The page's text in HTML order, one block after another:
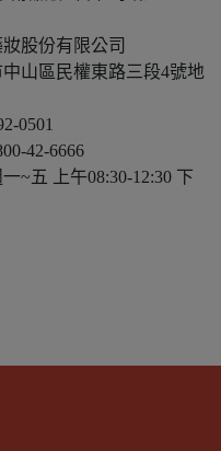
股份有限公司
山區民權東路三段4號地
0501
42-6666
~五 上午08:30-12:30 下